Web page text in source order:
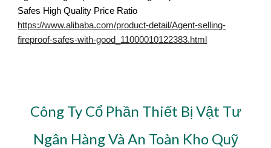
Safes High Quality Price Ratio
https://www.alibaba.com/product-detail/Agent-selling-
fireproof-safes-with-good_11000010122383.html
Công Ty Cổ Phần Thiết Bị Vật Tư
Ngân Hàng Và An Toàn Kho Quỹ